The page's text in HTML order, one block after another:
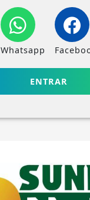
Whatsapp
ENTRAR